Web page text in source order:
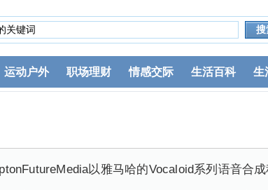
运动户外 职场理财 情感交际 生活百科 生
以雅马哈的Vocaloid系列语音合